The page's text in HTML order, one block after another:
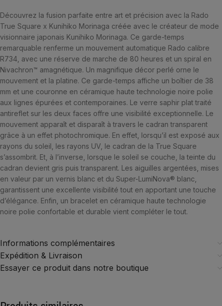
Découvrez la fusion parfaite entre art et précision avec la Rado
True Square x Kunihiko Morinaga créée avec le créateur de mode
visionnaire japonais Kunihiko Morinaga. Ce garde-temps
remarquable renferme un mouvement automatique Rado calibre
R734, avec une réserve de marche de 80 heures et un spiral en
Nivachron™ amagnétique. Un magnifique décor perlé orne le
mouvement et la platine. Ce garde-temps affiche un boîtier de 38
mm et une couronne en céramique haute technologie noire polie
aux lignes épurées et contemporaines. Le verre saphir plat traité
antireflet sur les deux faces offre une visibilité exceptionnelle. Le
mouvement apparaît et disparaît à travers le cadran transparent
grâce à un effet photochromique. En effet, lorsqu’il est exposé aux
rayons du soleil, les rayons UV, le cadran de la True Square
s’assombrit. Et, à l’inverse, lorsque le soleil se couche, la teinte du
cadran devient gris puis transparent. Les aiguilles argentées, mises
en valeur par un vernis blanc et du Super-LumiNova® blanc,
garantissent une excellente visibilité tout en apportant une touche
d’élégance. Enfin, un bracelet en céramique haute technologie
noire polie confortable et durable vient compléter le tout.
Informations complémentaires
Expédition & Livraison
Essayer ce produit dans notre boutique